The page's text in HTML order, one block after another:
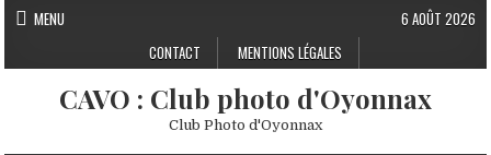
Skip to content
MENU
CONTACT
MENTIONS LÉGALES
6 AOÛT 2026
CAVO : Club photo d'Oyonnax
Club Photo d'Oyonnax